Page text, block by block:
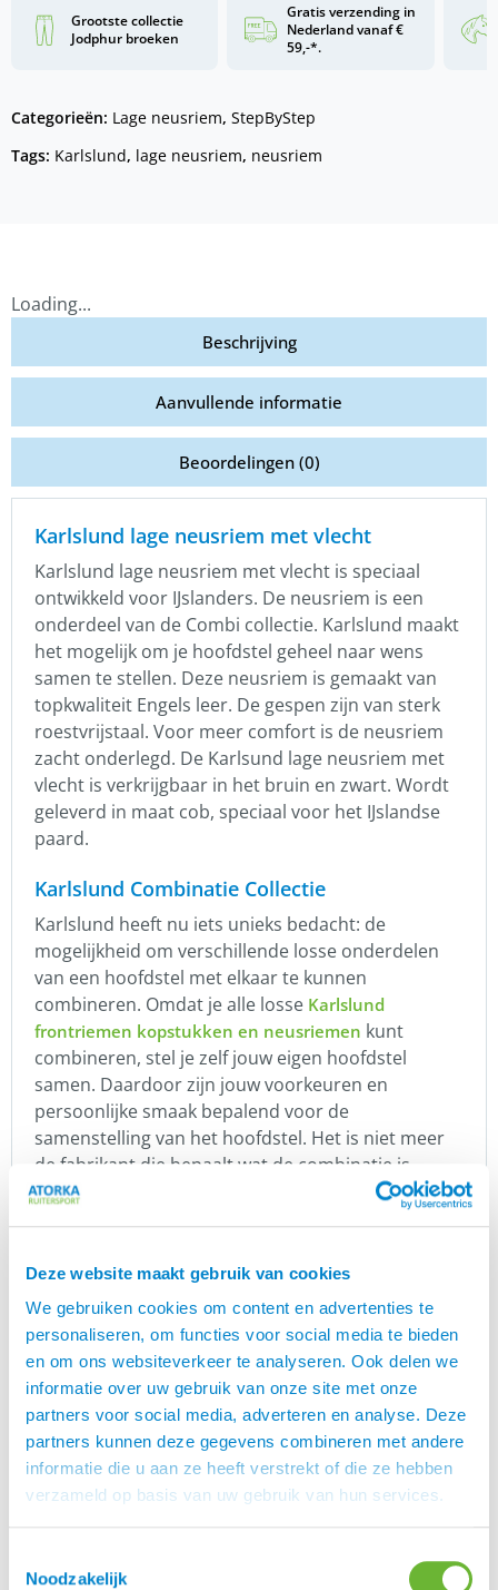
Deze website maakt gebruik van cookies
We gebruiken cookies om content en advertenties te
personaliseren, om functies voor social media te bieden
en om ons websiteverkeer te analyseren. Ook delen we
informatie over uw gebruik van onze site met onze
partners voor social media, adverteren en analyse. Deze
partners kunnen deze gegevens combineren met andere
informatie die u aan ze heeft verstrekt of die ze hebben
verzameld op basis van uw gebruik van hun services.
Noodzakelijk
Grootste collectie
Jodphur broeken
Gratis verzending in
Nederland vanaf €
59,-*.
Categorieën: Lage neusriem, StepByStep
Tags: Karlslund, lage neusriem, neusriem
Loading...
Beschrijving
Aanvullende informatie
Beoordelingen (0)
Karlslund lage neusriem met vlecht
Karlslund lage neusriem met vlecht is speciaal
ontwikkeld voor IJslanders. De neusriem is een
onderdeel van de Combi collectie. Karlslund maakt
het mogelijk om je hoofdstel geheel naar wens
samen te stellen. Deze neusriem is gemaakt van
topkwaliteit Engels leer. De gespen zijn van sterk
roestvrijstaal. Voor meer comfort is de neusriem
zacht onderlegd. De Karlsund lage neusriem met
vlecht is verkrijgbaar in het bruin en zwart. Wordt
geleverd in maat cob, speciaal voor het IJslandse
paard.
Karlslund Combinatie Collectie
Karlslund heeft nu iets unieks bedacht: de
mogelijkheid om verschillende losse onderdelen
van een hoofdstel met elkaar te kunnen
combineren. Omdat je alle losse Karlslund
frontriemen kopstukken en neusriemen kunt
combineren, stel je zelf jouw eigen hoofdstel
samen. Daardoor zijn jouw voorkeuren en
persoonlijke smaak bepalend voor de
samenstelling van het hoofdstel. Het is niet meer
de fabrikant die bepaalt wat de combinatie is.
Uniek is dat jij de samenstelling van het Karlslund
Karlslundis een Deens merk wat een grote
verscheidenheid aan zeer populaire producten
levert voor IJslandse paarden. Zij hebben een
geweldige collectie rijkleding. Denk hierbij aan
jodhpur rijbroeken, schoenen, jassen, vesten,
handschoenen en t-shirts. Daarnaast heeft dit
merk ook fijne zadels, hoofdstellen en halsters
beugelriemen. Bijzonder in de collectie is de grote